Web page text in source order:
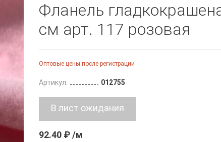
Фланель
см арт. 117 розовая
Оптовые цены после регистрации
Артикул: 012755
92.40 ₽ /м